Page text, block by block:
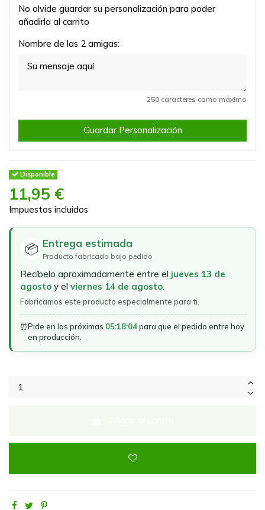
No olvide guardar su personalización para poder
añadirla al carrito
Nombre de las 2 amigas:
250 caracteres como máximo
Guardar Personalización
Disponible
11,95 €
Impuestos incluidos
📦 Entrega estimada
Producto fabricado bajo pedido
Recíbelo aproximadamente entre el jueves 13 de
agosto y el viernes 14 de agosto.
Fabricamos este producto especialmente para ti.
⏰Pide en las próximas 05:18:04para que el pedido entre hoy
en producción.